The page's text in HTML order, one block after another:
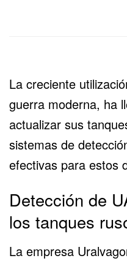
La creciente
guerra moderna, ha
actualizar sus
sistemas de
efectivas para estos
Detección de
los tanques
La empresa